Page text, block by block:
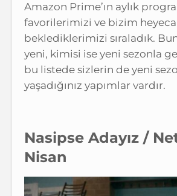
Amazon Prime’ın aylık
favorilerimizi ve bizim
beklediklerimizi sıraladık.
yeni, kimisi ise yeni sezonla
bu listede sizlerin de yeni
yaşadığınız yapımlar vardır.
Nasipse Adayız /
Nisan